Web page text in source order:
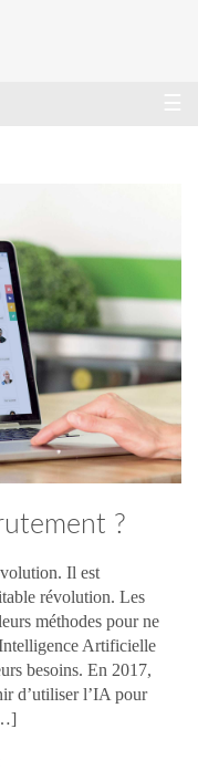
?
Il est
révolution. Les
méthodes pour ne
Artificielle
besoins. En 2017,
d’utiliser l’IA pour